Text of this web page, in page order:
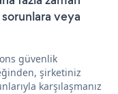
veya
güvenlik
şirketiniz
karşılaşmanız